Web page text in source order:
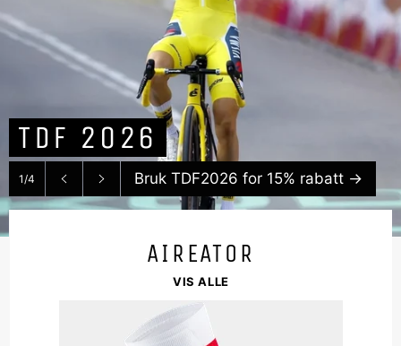
TDF 2026
1/4
ForrigeNeste
Bruk TDF2026 for 15% rabatt →
AIREATOR
VIS ALLE